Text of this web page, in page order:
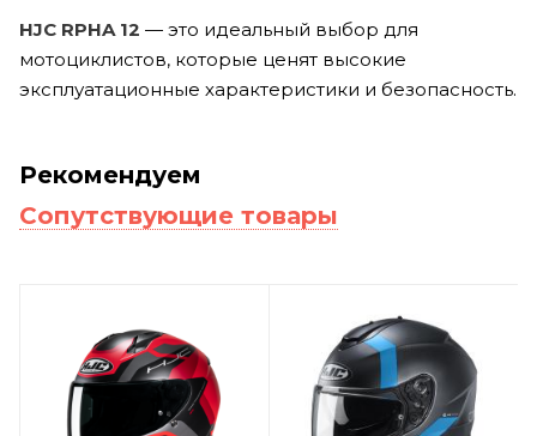
HJC RPHA 12 — это идеальный выбор для
мотоциклистов, которые ценят высокие
эксплуатационные характеристики и безопасность.
Рекомендуем
Сопутствующие товары